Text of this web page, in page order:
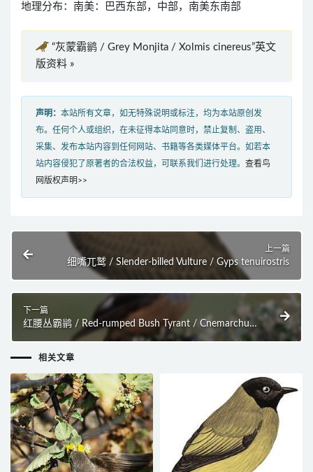
地理分布：南美：巴西东部，中部，南美东南部
“灰蒙霸鹟 / Grey Monjita / Xolmis cinereus”英文
版资料 »
声明： 本站所有文章，如无特殊说明或标注，均为本站原创发
布。任何个人或组织，在未征得本站同意时，禁止复制、盗用、
采集、发布本站内容到任何网站、书籍等各类媒体平台。如若本
站内容侵犯了原著者的合法权益，可联系我们进行处理。 查看鸟
网版权声明>>
上一篇
细嘴兀鹫 / Slender-billed Vulture / Gyps tenuirostris
下一篇
红腰丛霸鹟 / Red-rumped Bush Tyrant / Cnemarchus
erythropygius
相关文章